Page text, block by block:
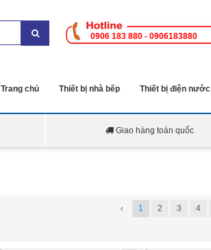
0906 183 880 - 0906183880
Trang chủ Thiết bị nhà bếp Thiết bị điện nước
Giao hàng toàn quốc
‹ 1 2 3 4